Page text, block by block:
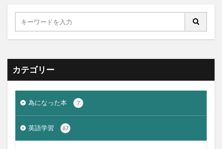
カテゴリー
為になった本 7
英語学習 67